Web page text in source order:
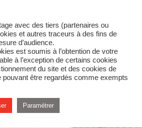
avec des tiers (partenaires ou
et autres traceurs à des fins de
d’audience.
est soumis à l’obtention de votre
à l’exception de certains cookies
du site et des cookies de
pouvant être regardés comme exempts
Paramétrer